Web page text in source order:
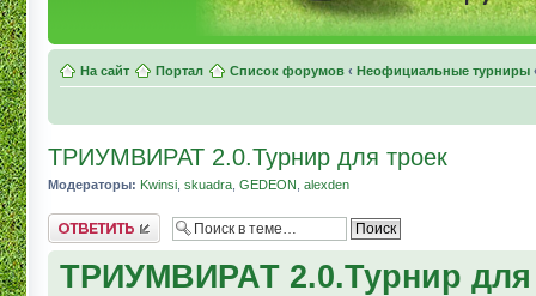
На сайт Портал Список форумов ‹ Неофициальные турниры
ТРИУМВИРАТ 2.0.Турнир для троек
Модераторы: Kwinsi skuadra GEDEON alexden
Комментировать
ТРИУМВИРАТ 2.0.Турнир для